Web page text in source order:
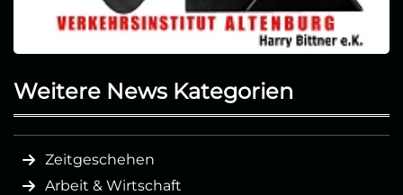
Weitere News Kategorien
Zeitgeschehen
Arbeit & Wirtschaft